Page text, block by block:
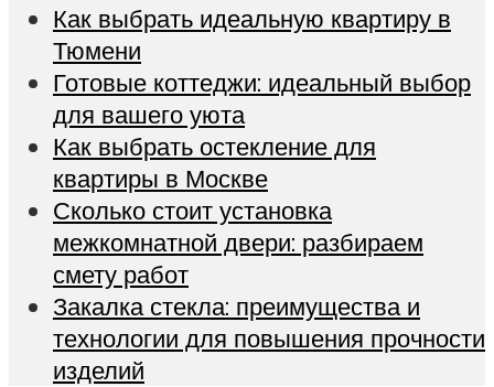
Как выбрать идеальную квартиру в
Тюмени
Готовые коттеджи: идеальный выбор
для вашего уюта
Как выбрать остекление для
квартиры в Москве
Сколько стоит установка
межкомнатной двери: разбираем
смету работ
Закалка стекла: преимущества и
технологии для повышения прочности
изделий